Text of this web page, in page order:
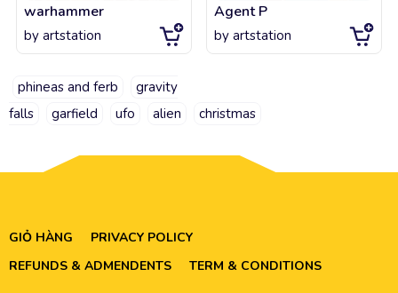
warhammer
by artstation
Agent P
by artstation
phineas and ferb
gravity
falls
garfield ufo alien christmas
GIỎ HÀNG
PRIVACY POLICY
REFUNDS & ADMENDENTS
TERM & CONDITIONS